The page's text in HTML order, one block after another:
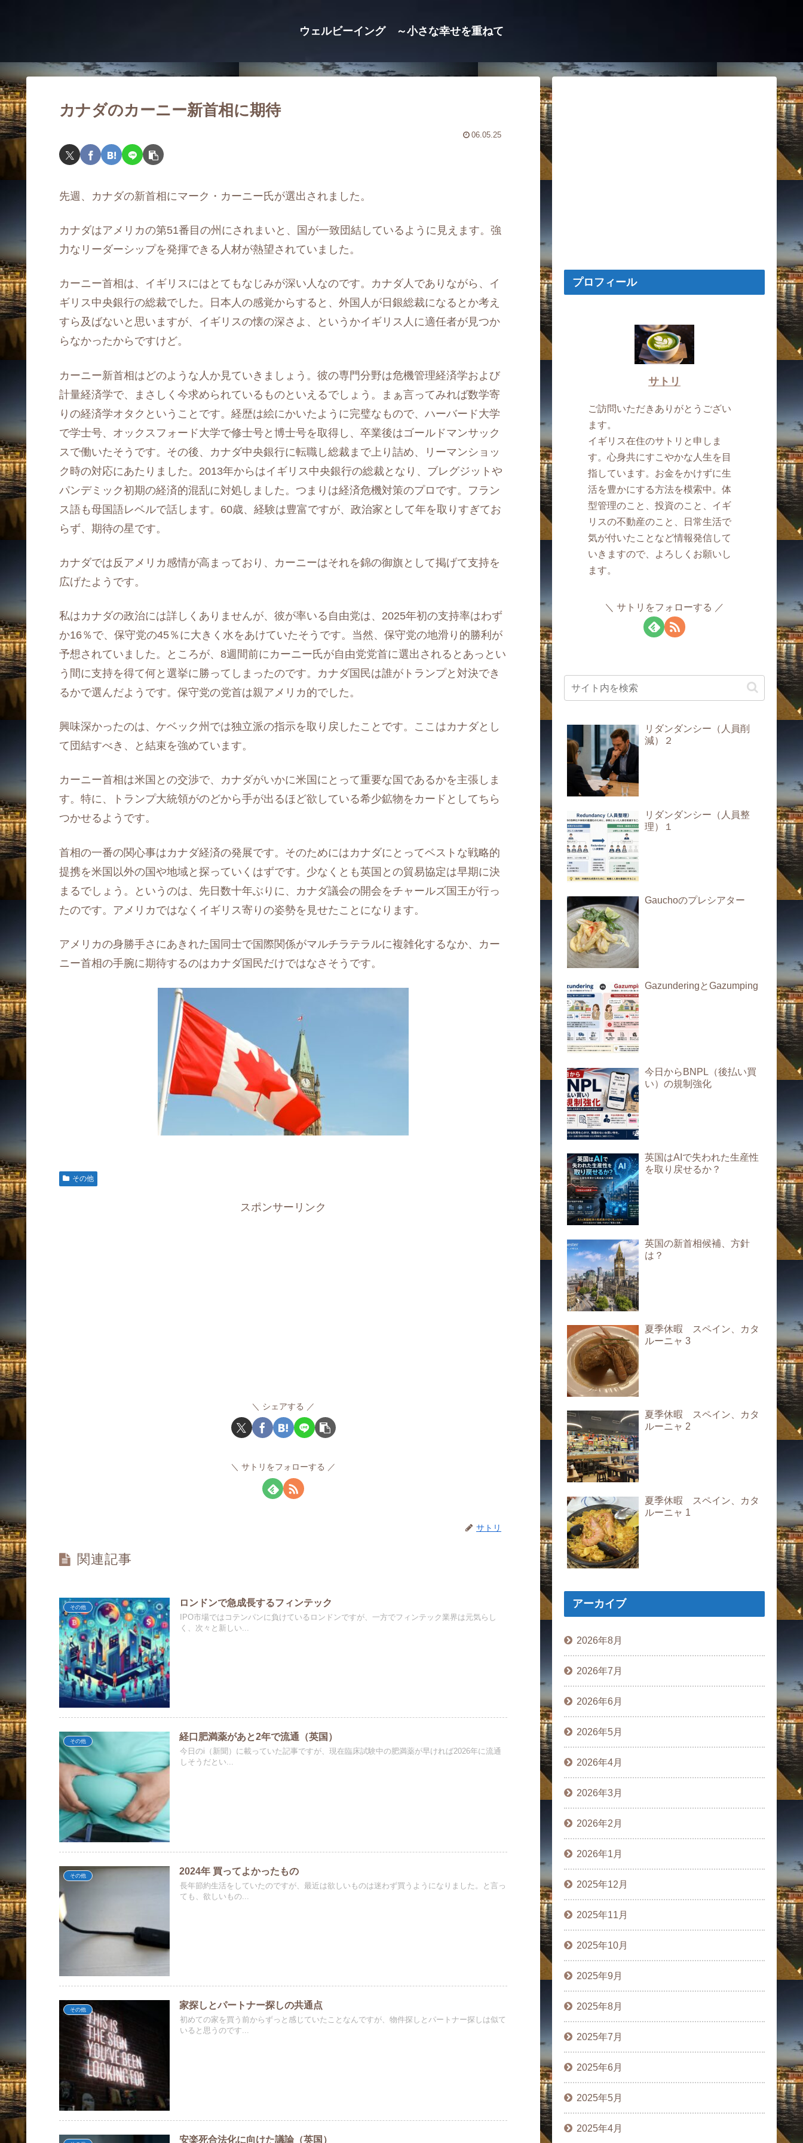
ウェルビーイング ～小さな幸せを重ねて
カナダのカーニー新首相に期待
06.05.25
先週、カナダの新首相にマーク・カーニー氏が選出されました。
カナダはアメリカの第51番目の州にされまいと、国が一致団結しているように見えます。強
力なリーダーシップを発揮できる人材が熱望されていました。
カーニー首相は、イギリスにはとてもなじみが深い人なのです。カナダ人でありながら、イ
ギリス中央銀行の総裁でした。日本人の感覚からすると、外国人が日銀総裁になるとか考え
すら及ばないと思いますが、イギリスの懐の深さよ、というかイギリス人に適任者が見つか
らなかったからですけど。
カーニー新首相はどのような人か見ていきましょう。彼の専門分野は危機管理経済学および
計量経済学で、まさしく今求められているものといえるでしょう。まぁ言ってみれば数学寄
りの経済学オタクということです。経歴は絵にかいたように完璧なもので、ハーバード大学
で学士号、オックスフォード大学で修士号と博士号を取得し、卒業後はゴールドマンサック
スで働いたそうです。その後、カナダ中央銀行に転職し総裁まで上り詰め、リーマンショッ
ク時の対応にあたりました。2013年からはイギリス中央銀行の総裁となり、ブレグジットや
パンデミック初期の経済的混乱に対処しました。つまりは経済危機対策のプロです。フラン
ス語も母国語レベルで話します。60歳、経験は豊富ですが、政治家として年を取りすぎてお
らず、期待の星です。
カナダでは反アメリカ感情が高まっており、カーニーはそれを錦の御旗として掲げて支持を
広げたようです。
私はカナダの政治には詳しくありませんが、彼が率いる自由党は、2025年初の支持率はわず
か16％で、保守党の45％に大きく水をあけていたそうです。当然、保守党の地滑り的勝利が
予想されていました。ところが、8週間前にカーニー氏が自由党党首に選出されるとあっとい
う間に支持を得て何と選挙に勝ってしまったのです。カナダ国民は誰がトランプと対決でき
るかで選んだようです。保守党の党首は親アメリカ的でした。
興味深かったのは、ケベック州では独立派の指示を取り戻したことです。ここはカナダとし
て団結すべき、と結束を強めています。
カーニー首相は米国との交渉で、カナダがいかに米国にとって重要な国であるかを主張しま
す。特に、トランプ大統領がのどから手が出るほど欲している希少鉱物をカードとしてちら
つかせるようです。
首相の一番の関心事はカナダ経済の発展です。そのためにはカナダにとってベストな戦略的
提携を米国以外の国や地域と探っていくはずです。少なくとも英国との貿易協定は早期に決
まるでしょう。というのは、先日数十年ぶりに、カナダ議会の開会をチャールズ国王が行っ
たのです。アメリカではなくイギリス寄りの姿勢を見せたことになります。
アメリカの身勝手さにあきれた国同士で国際関係がマルチラテラルに複雑化するなか、カー
ニー首相の手腕に期待するのはカナダ国民だけではなさそうです。
その他
スポンサーリンク
シェアする
サトリをフォローする
サトリ
関連記事
その他 ロンドンで急成長するフィンテック
IPO市場ではコテンパンに負けているロンドンですが、一方でフィンテック業界は元気らし
く、次々と新しい...
その他 経口肥満薬があと2年で流通（英国）
今日のi（新聞）に載っていた記事ですが、現在臨床試験中の肥満薬が早ければ2026年に流通
しそうだとい...
その他 2024年 買ってよかったもの
長年節約生活をしていたのですが、最近は欲しいものは迷わず買うようになりました。と言っ
ても、欲しいもの...
その他 家探しとパートナー探しの共通点
初めての家を買う前からずっと感じていたことなんですが、物件探しとパートナー探しは似て
いると思うのです...
安楽死合法化に向けた議論（英国）
プロフィール
サトリ
ご訪問いただきありがとうござい
ます。
イギリス在住のサトリと申しま
す。心身共にすこやかな人生を目
指しています。お金をかけずに生
活を豊かにする方法を模索中。体
型管理のこと、投資のこと、イギ
リスの不動産のこと、日常生活で
気が付いたことなど情報発信して
いきますので、よろしくお願いし
ます。
サトリをフォローする
リダンダンシー（人員削
減）２
リダンダンシー（人員整
理）１
Gauchoのプレシアター
GazunderingとGazumping
今日からBNPL（後払い買
い）の規制強化
英国はAIで失われた生産性
を取り戻せるか？
英国の新首相候補、方針
は？
夏季休暇 スペイン、カタ
ルーニャ 3
夏季休暇 スペイン、カタ
ルーニャ 2
夏季休暇 スペイン、カタ
ルーニャ 1
アーカイブ
2026年8月
2026年7月
2026年6月
2026年5月
2026年4月
2026年3月
2026年2月
2026年1月
2025年12月
2025年11月
2025年10月
2025年9月
2025年8月
2025年7月
2025年6月
2025年5月
2025年4月